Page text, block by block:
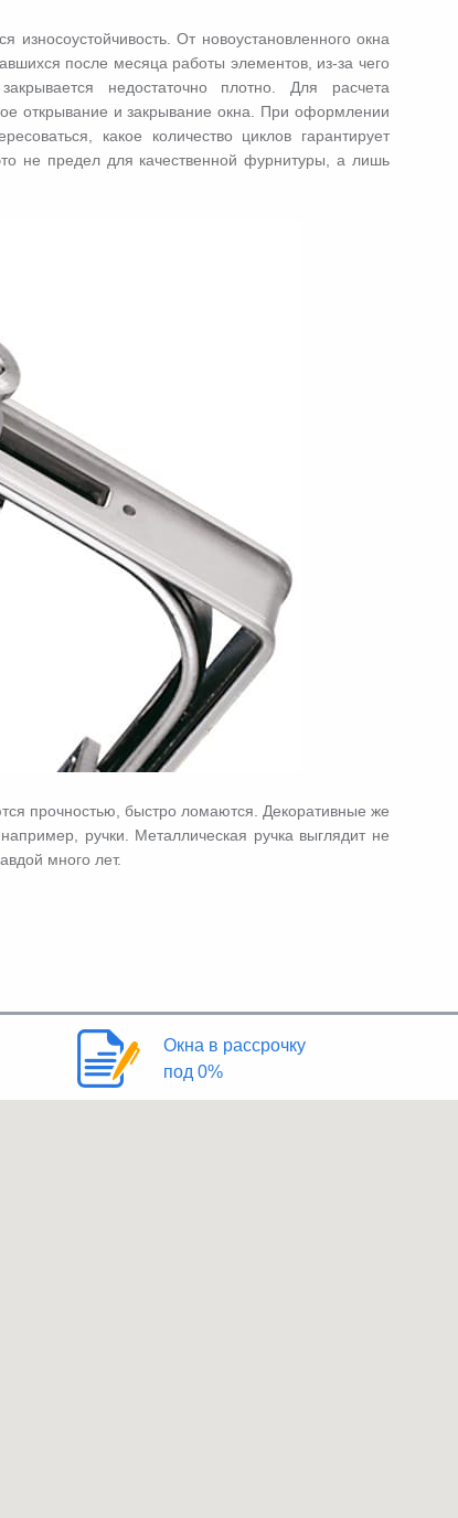
От новоустановленного окна
после месяца работы элементов, из-за чего
недостаточно плотно. Для расчета
открывание и закрывание окна. При оформлении
какое количество циклов гарантирует
не предел для качественной фурнитуры, а лишь
прочностью, быстро ломаются. Декоративные же
ручки. Металлическая ручка выглядит не
много лет.
Окна в рассрочку
под 0%